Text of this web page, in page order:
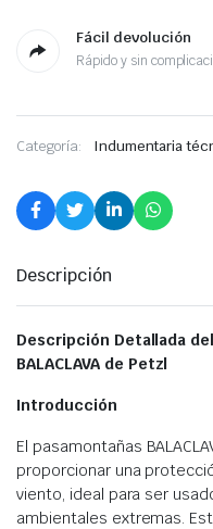
Fácil devolución
Rápido y sin
Categoría: Indumentaria
Descripción
Descripción Detallada
BALACLAVA de Petzl
Introducción
El pasamontañas
proporcionar una
viento, ideal para ser
ambientales extremas.